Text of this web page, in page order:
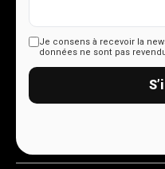
Je consens à recevoir la
données ne sont pas